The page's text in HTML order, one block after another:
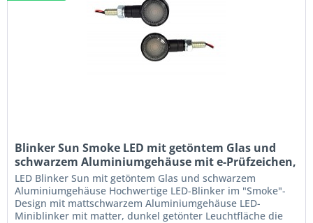
Blinker Sun Smoke LED mit getöntem Glas und
schwarzem Aluminiumgehäuse mit e-Prüfzeichen,
Paar
LED Blinker Sun mit getöntem Glas und schwarzem
Aluminiumgehäuse Hochwertige LED-Blinker im "Smoke"-
Design mit mattschwarzem Aluminiumgehäuse LED-
Miniblinker mit matter, dunkel getönter Leuchtfläche die